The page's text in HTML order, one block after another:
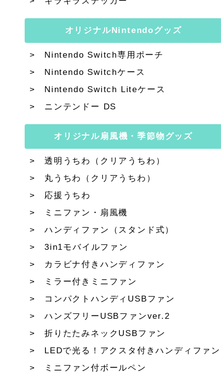
オリジナルNintendoグッズ
Nintendo Switch専用ポーチ
Nintendo Switchケース
Nintendo Switch Liteケース
ニンテンドー DS
オリジナル扇風機・季節物グッズ
透明うちわ（クリアうちわ）
丸うちわ（クリアうちわ）
応援うちわ
ミニファン・扇風機
ハンディファン（スタンド式）
3in1モバイルファン
カラビナ付きハンディファン
ミラー付きミニファン
コンパクトハンディUSBファン
ハンズフリーUSBファンver.2
折りたたみネックUSBファン
LEDで光る！アクスタ付きハンディファン
ミニファン付ボールペン